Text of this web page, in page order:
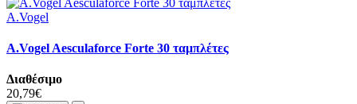
A.Vogel
A.Vogel Aesculaforce Forte 30 ταμπλέτες
Διαθέσιμο
20,79€